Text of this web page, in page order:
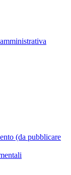
(da pubblicare